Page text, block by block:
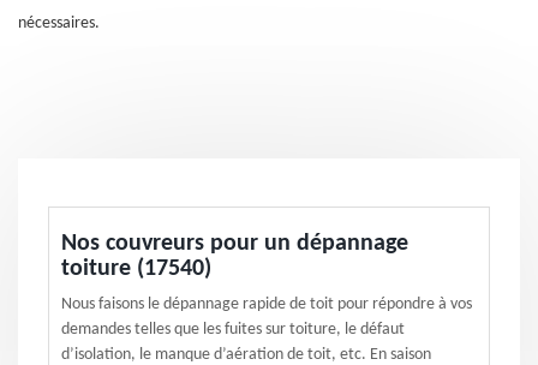
nécessaires.
Nos couvreurs pour un dépannage
toiture (17540)
Nous faisons le dépannage rapide de toit pour répondre à vos
demandes telles que les fuites sur toiture, le défaut
d’isolation, le manque d’aération de toit, etc. En saison